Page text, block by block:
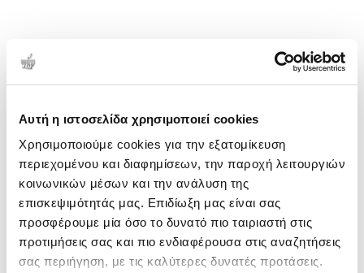
Αυτή η ιστοσελίδα χρησιμοποιεί cookies
Χρησιμοποιούμε cookies για την εξατομίκευση
περιεχομένου και διαφημίσεων, την παροχή λειτουργιών
κοινωνικών μέσων και την ανάλυση της
επισκεψιμότητάς μας. Επιδίωξη μας είναι σας
προσφέρουμε μία όσο το δυνατό πιο ταιριαστή στις
προτιμήσεις σας και πιο ενδιαφέρουσα στις αναζητήσεις
σας περιήγηση, με τις καλύτερες δυνατές προτάσεις.